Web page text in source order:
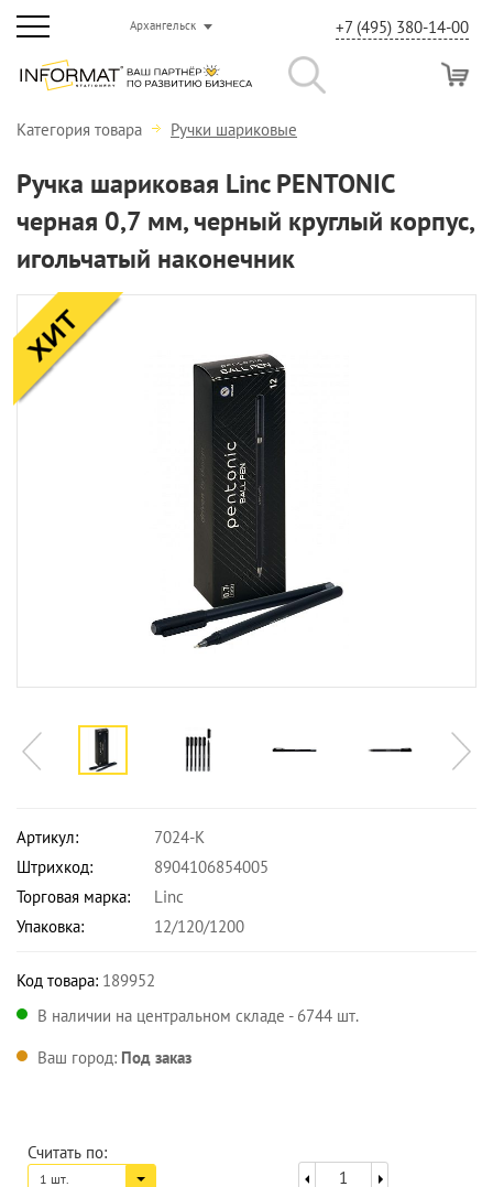
Архангельск +7 (495) 380-14-00
Категория товара Ручки шариковые
Ручка шариковая Linc PENTONIC
черная 0,7 мм, черный круглый корпус,
игольчатый наконечник
Артикул:
7024-K
Штрихкод:
8904106854005
Торговая марка:
Linc
Упаковка:
12/120/1200
Код товара: 189952
В наличии на центральном складе - 6744 шт.
Ваш город: Под заказ
Считать по:
1 шт.